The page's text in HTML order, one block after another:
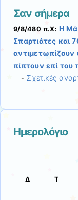
Σαν σήμερα
9/8/480 π.Χ: Η
Σπαρτιάτες και
αντιμετωπίζουν
πίπτουν επί του
-Σχετικές
Ημερολόγιο
Δ Τ